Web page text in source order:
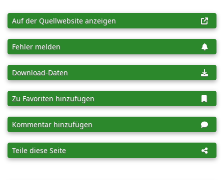
Auf der Quellwebsite anzeigen
Fehler melden
Download-Daten
Zu Favoriten hinzufügen
Kommentar hinzufügen
Teile diese Seite